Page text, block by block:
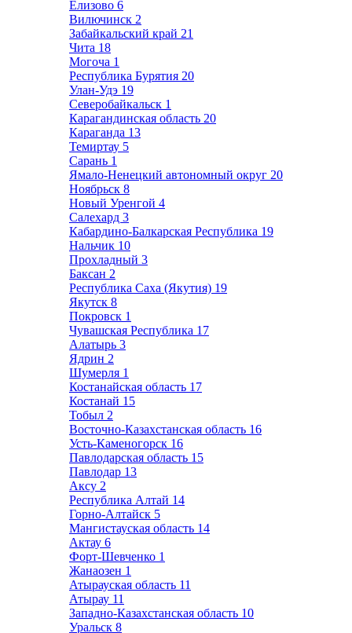
Елизово 6
Вилючинск 2
Забайкальский край 21
Чита 18
Могоча 1
Республика Бурятия 20
Улан-Удэ 19
Северобайкальск 1
Карагандинская область 20
Караганда 13
Темиртау 5
Сарань 1
Ямало-Ненецкий автономный округ 20
Ноябрьск 8
Новый Уренгой 4
Салехард 3
Кабардино-Балкарская Республика 19
Нальчик 10
Прохладный 3
Баксан 2
Республика Саха (Якутия) 19
Якутск 8
Покровск 1
Чувашская Республика 17
Алатырь 3
Ядрин 2
Шумерля 1
Костанайская область 17
Костанай 15
Тобыл 2
Восточно-Казахстанская область 16
Усть-Каменогорск 16
Павлодарская область 15
Павлодар 13
Аксу 2
Республика Алтай 14
Горно-Алтайск 5
Мангистауская область 14
Актау 6
Форт-Шевченко 1
Жанаозен 1
Атырауская область 11
Атырау 11
Западно-Казахстанская область 10
Уральск 8